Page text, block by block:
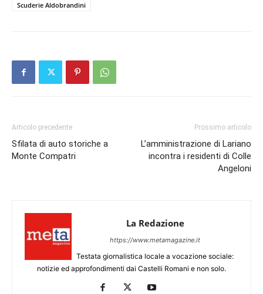
Scuderie Aldobrandini
Articolo precedente
Sfilata di auto storiche a
Monte Compatri
Prossimo articolo
L’amministrazione di Lariano
incontra i residenti di Colle
Angeloni
La Redazione
https://www.metamagazine.it
Testata giornalistica locale a vocazione sociale:
notizie ed approfondimenti dai Castelli Romani e non solo.